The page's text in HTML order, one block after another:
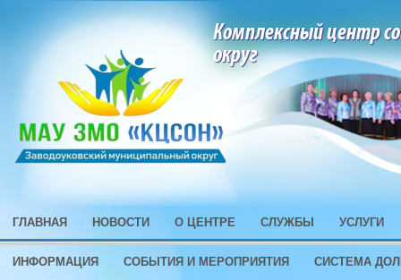
Комплексный центр
округ
ГЛАВНАЯ НОВОСТИ О ЦЕНТРЕ СЛУЖБЫ УСЛУГИ
ИНФОРМАЦИЯ СОБЫТИЯ И МЕРОПРИЯТИЯ СИСТЕМА